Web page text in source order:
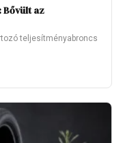
Bővült az
teljesítményabroncs